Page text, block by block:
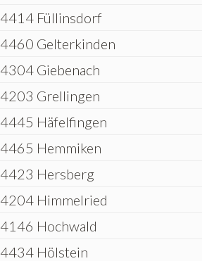
4414 Füllinsdorf
4460 Gelterkinden
4304 Giebenach
4203 Grellingen
4445 Häfelfingen
4465 Hemmiken
4423 Hersberg
4204 Himmelried
4146 Hochwald
4434 Hölstein